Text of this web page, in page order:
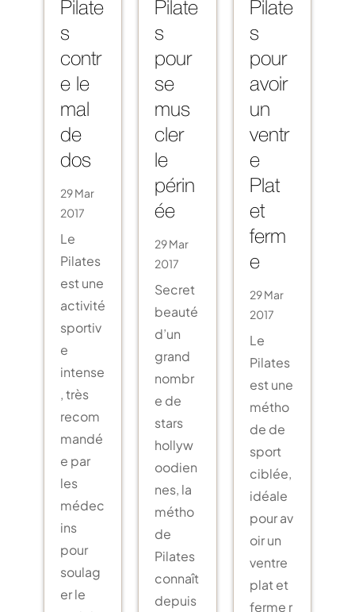
Pilate
s
contr
e le
mal
de
dos
29 Mar
2017
Le
Pilates
est une
activité
sportiv
e
intense
, très
recom
mandé
e par
les
médec
ins
pour
soulag
er le
Pilate
s
pour
se
mus
cler
le
périn
ée
29 Mar
2017
Secret
beauté
d’un
grand
nombr
e de
stars
hollyw
oodien
nes, la
métho
de
Pilates
connaît
depuis
Pilate
s
pour
avoir
un
ventr
e
Plat
et
ferm
e
29 Mar
2017
Le
Pilates
est une
métho
de de
sport
ciblée,
idéale
pour av
oir un
ventre
plat et
ferme r